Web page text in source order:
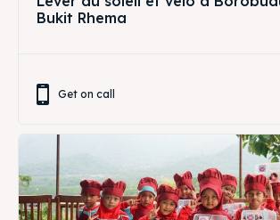
Bukit Rhema
Get on call